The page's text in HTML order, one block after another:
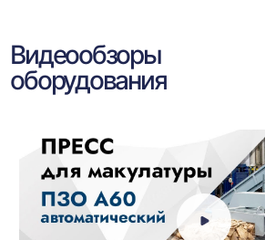
Видеообзоры
оборудования